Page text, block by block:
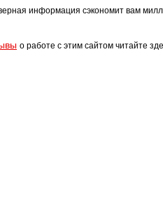
информация сэкономит вам
о работе с этим сайтом читайте